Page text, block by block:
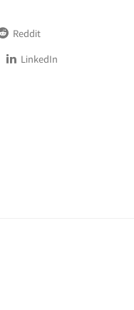
Reddit
LinkedIn